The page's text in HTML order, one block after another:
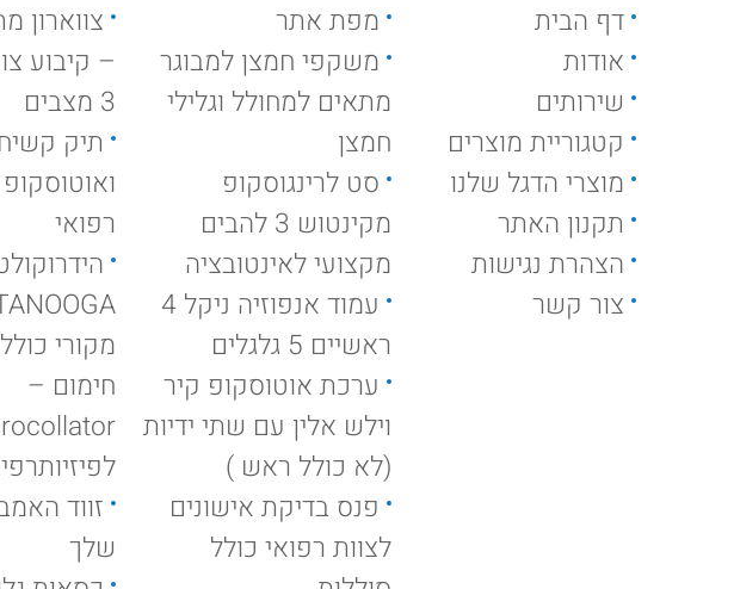
דף הבית
אודות
שירותים
קטגוריית מוצרים
מוצרי הדגל שלנו
תקנון האתר
הצהרת נגישות
צור קשר
מפת אתר
משקפי חמצן למבוגר
מתאים למחולל וגלילי
חמצן
סט לרינגוסקופ
מקינטוש 3 להבים
מקצועי לאינטובציה
עמוד אנפוזיה ניקל 4
ראשיים 5 גלגלים
ערכת אוטוסקופ קיר
וילש אלין עם שתי ידיות
(לא כולל ראש )
פנס בדיקת אישונים
לצוות רפואי כולל
צווארון
– קיבוע
3 מצבים
תיק
רפואי
חימום –
זווד
שלך